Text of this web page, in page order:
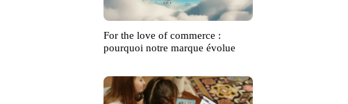
For the love of commerce :
pourquoi notre marque évolue